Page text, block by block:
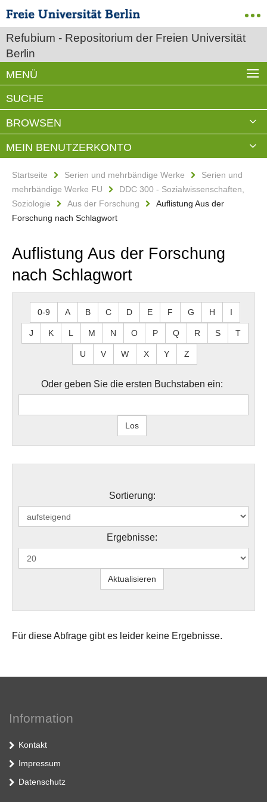
Refubium - Repositorium der Freien Universität
Berlin
MENÜ
SUCHE
BROWSEN
MEIN BENUTZERKONTO
Startseite Serien und mehrbändige Werke
Serien und
mehrbändige Werke FU
DDC 300 - Sozialwissenschaften,
Soziologie
Aus der Forschung
Auflistung Aus der
Forschung nach Schlagwort
Auflistung Aus der Forschung
nach Schlagwort
0-9 A B C D E F G H I
J K L M N O P Q R S T
U V W X Y Z
Oder geben Sie die ersten Buchstaben ein:
Sortierung:
Ergebnisse:
Für diese Abfrage gibt es leider keine Ergebnisse.
Information
Kontakt
Impressum
Datenschutz